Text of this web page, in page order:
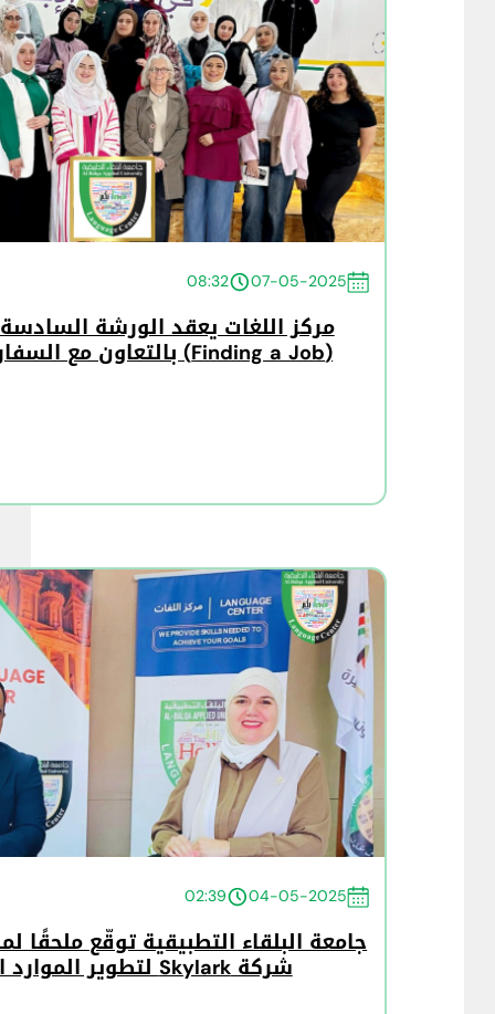
07-05-2025
08:32
مركز اللغات يعقد الورشة
(Finding a Job) بالتعاون مع السفارة الأمريكية
04-05-2025
02:39
جامعة البلقاء التطبيقية توقّع ملحقًا
شركة Skylark لتطوير الموارد البشرية